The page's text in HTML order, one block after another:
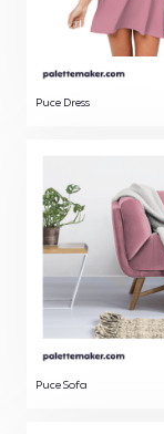
Puce Dress
Puce Sofa